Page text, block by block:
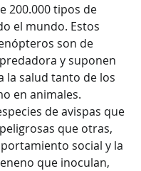
200.000 tipos de
el mundo. Estos
son de
y suponen
la salud tanto de los
en animales.
de avispas que
que otras,
social y la
que inoculan,